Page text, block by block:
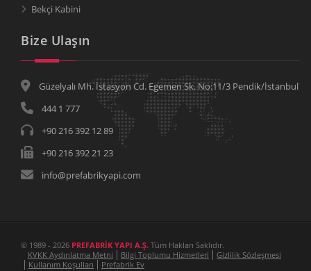
Bekçi Kabini
Bize Ulaşın
Güzelyalı Mh. İstasyon Cd. Egemen Sk. No:11/3 Pendik/İstanbul
444 1 777
+90 216 392 12 89
+90 216 392 21 23
info@prefabrikyapi.com
© 1989 - 2026 PREFABRİK YAPI A.Ş. Tüm Hakları Saklıdır.
KVKK Aydınlatma Metni
Bilgi Toplumu Hizmetleri
Gizlilik Sözleşmesi
Kullanım Koşulları
Prefabrik Ev